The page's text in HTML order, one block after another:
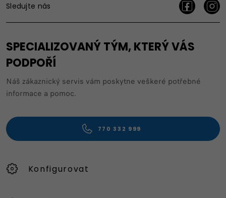
Sledujte nás
SPECIALIZOVANÝ TÝM, KTERÝ VÁS
PODPOŘÍ
Náš zákaznický servis vám poskytne veškeré potřebné
informace a pomoc.
770 332 999
Konfigurovat